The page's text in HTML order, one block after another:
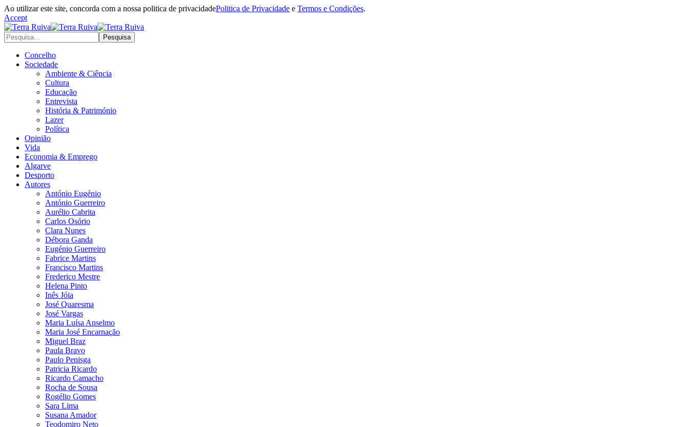
Ao utilizar este site, concorda com a nossa politica de privacidadePolitica de Privacidade e Termos e Condições.
Accept
Concelho
Sociedade
Ambiente & Ciência
Cultura
Educação
Entrevista
História & Património
Lazer
Política
Opinião
Vida
Economia & Emprego
Algarve
Desporto
Autores
António Eugénio
António Guerreiro
Aurélio Cabrita
Carlos Osório
Clara Nunes
Débora Ganda
Eugénio Guerreiro
Fabrice Martins
Francisco Martins
Frederico Mestre
Helena Pinto
Inês Jóia
José Quaresma
José Vargas
Maria Luísa Anselmo
Maria José Encarnação
Miguel Braz
Paula Bravo
Paulo Penisga
Patricia Ricardo
Ricardo Camacho
Rocha de Sousa
Rogélio Gomes
Sara Lima
Susana Amador
Teodomiro Neto